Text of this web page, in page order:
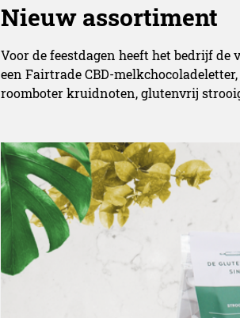
Nieuw assortiment
Voor de feestdagen heeft het bedrijf
een Fairtrade CBD-
roomboter kruidnoten, glutenvrij